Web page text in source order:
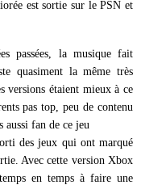
est sortie sur le PSN et
passées, la musique fait
quasiment la même très
versions étaient mieux à ce
pas top, peu de contenu
fan de ce jeu
des jeux qui ont marqué
Avec cette version Xbox
en temps à faire une